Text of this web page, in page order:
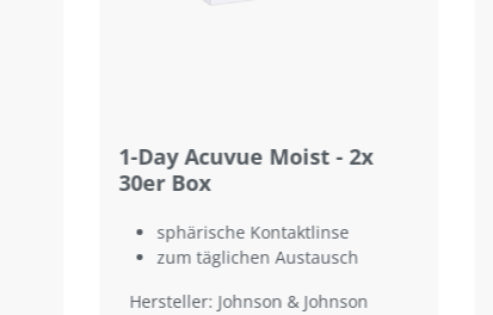
1-Day Acuvue Moist - 2x
30er Box
sphärische Kontaktlinse
zum täglichen Austausch
Hersteller: Johnson & Johnson